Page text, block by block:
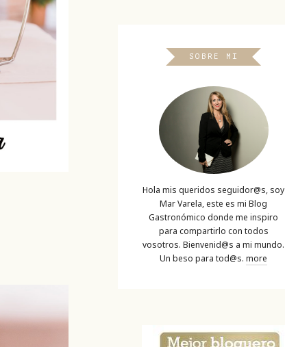
SOBRE MI
Hola mis queridos seguidor@s, soy
Mar Varela, este es mi Blog
Gastronómico donde me inspiro
para compartirlo con todos
vosotros. Bienvenid@s a mi mundo.
Un beso para tod@s.more